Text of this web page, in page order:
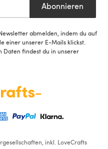
Abonnieren
abmelden, indem du auf
einer unserer E-Mails klickst.
Daten findest du in unserer
inkl. LoveCrafts